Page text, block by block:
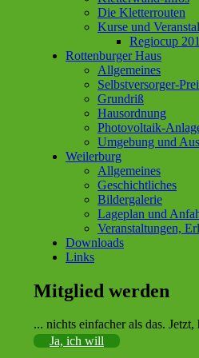
Die Kletterrouten
Kurse und
Regiocup
Rottenburger Haus
Allgemeines
Selbstversorger-
Grundriß
Hausordnung
Photovoltaik-
Umgebung und
Weilerburg
Allgemeines
Geschichtliches
Bildergalerie
Lageplan und
Veranstaltungen,
Downloads
Links
Mitglied werden
... nichts einfacher als das.
Ja, ich will